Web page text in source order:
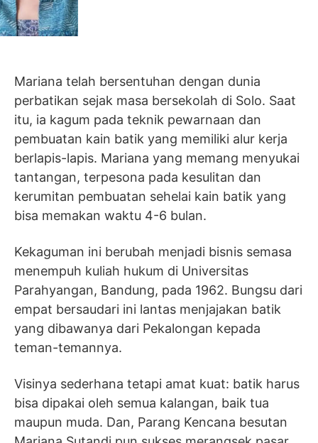
Mariana telah bersentuhan dengan dunia
perbatikan sejak masa bersekolah di Solo. Saat
itu, ia kagum pada teknik pewarnaan dan
pembuatan kain batik yang memiliki alur kerja
berlapis-lapis. Mariana yang memang menyukai
tantangan, terpesona pada kesulitan dan
kerumitan pembuatan sehelai kain batik yang
bisa memakan waktu 4-6 bulan.
Kekaguman ini berubah menjadi bisnis semasa
menempuh kuliah hukum di Universitas
Parahyangan, Bandung, pada 1962. Bungsu dari
empat bersaudari ini lantas menjajakan batik
yang dibawanya dari Pekalongan kepada
teman-temannya.
Visinya sederhana tetapi amat kuat: batik harus
bisa dipakai oleh semua kalangan, baik tua
maupun muda. Dan, Parang Kencana besutan